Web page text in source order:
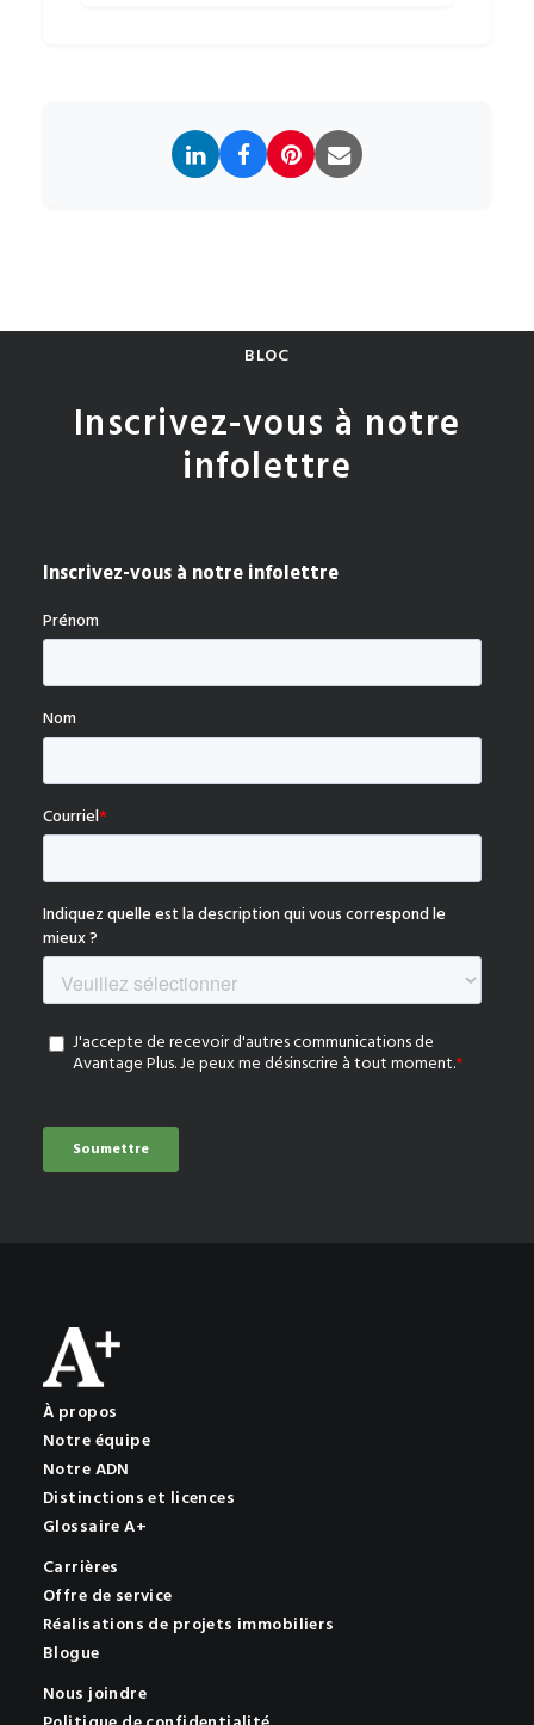
BLOC
Inscrivez-vous à notre
infolettre
À propos
Notre équipe
Notre ADN
Distinctions et licences
Glossaire A+
Carrières
Offre de service
Réalisations de projets immobiliers
Blogue
Nous joindre